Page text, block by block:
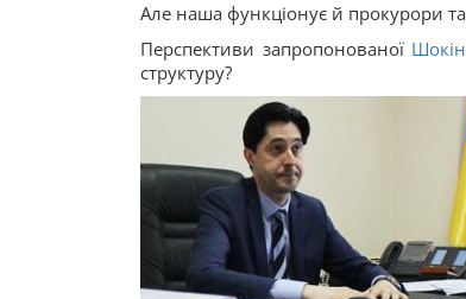
Але наша функціонує й прокурори
Перспективи запропонованої
структуру?